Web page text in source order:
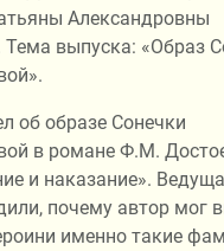
Александровны
Тема выпуска: «Образ
об образе Сонечки
в романе Ф.М.
и наказание».
почему автор мог
именно такие